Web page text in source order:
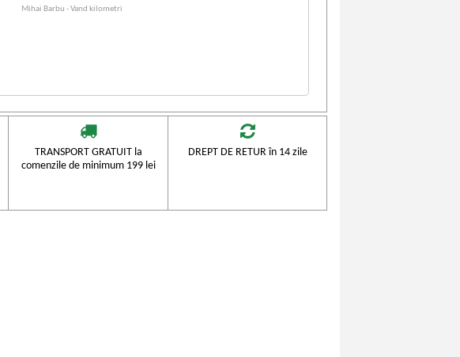
Mihai Barbu - Vand kilometri
TRANSPORT GRATUIT la
comenzile de minimum 199 lei
DREPT DE RETUR în 14 zile